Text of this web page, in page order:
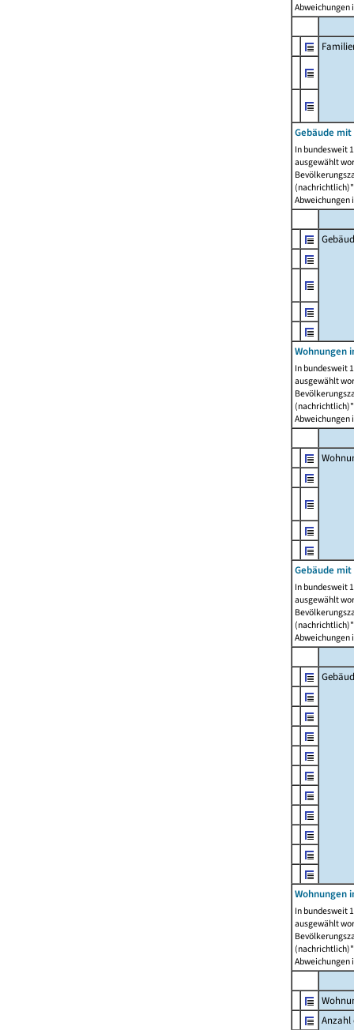
Abweichungen
Gebäude
In bundesweit
ausgewählt
Abweichungen
Wohnungen
In bundesweit
ausgewählt
Abweichungen
Gebäude
In bundesweit
ausgewählt
Abweichungen
Wohnungen
In bundesweit
ausgewählt
Abweichungen
Anzahl